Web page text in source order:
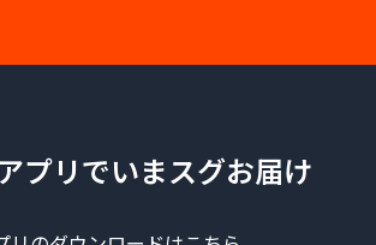
プリでいまスグお届け